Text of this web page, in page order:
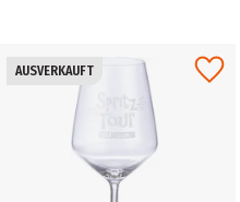
AUSVERKAUFT